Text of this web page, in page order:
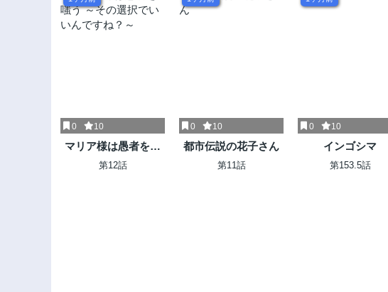
0 10
マリア様は愚者を嗤
う ～その選択でいい
第12話
0 10
都市伝説の花子さん
第11話
0 10
インゴシマ
第153.5話